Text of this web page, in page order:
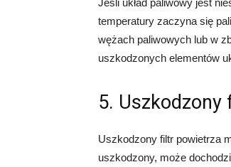
Jeśli układ paliwowy jest
temperatury zaczyna się
wężach paliwowych lub w
uszkodzonych elementów
5.
Uszkodzony filtr powietrza
uszkodzony, może